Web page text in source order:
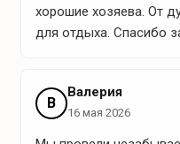
Ближайшие
Минимаркет "Для
хорошие хозяева. От
для отдыха. Спасибо
В
Валерия
16 мая 2026